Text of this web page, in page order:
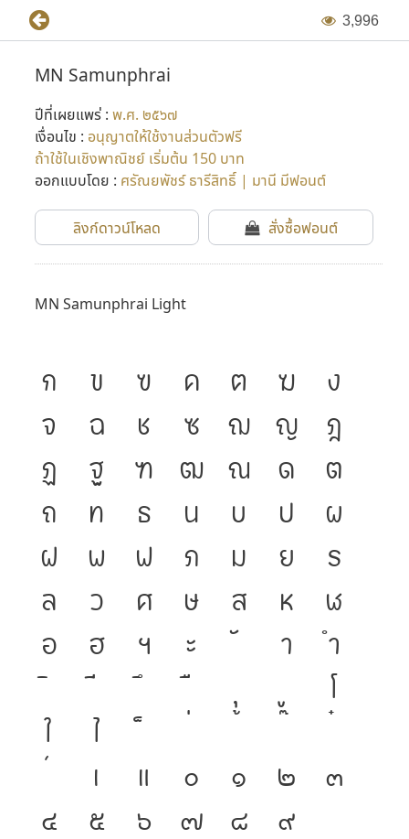
3,996
MN Samunphrai
ปีที่เผยแพร่ : พ.ศ. ๒๕๖๗
เงื่อนไข : อนุญาตให้ใช้งานส่วนตัวฟรี
ถ้าใช้ในเชิงพาณิชย์ เริ่มต้น 150 บาท
ออกแบบโดย : ศรัณยพัชร์ ธารีสิทธิ์ | มานี มีฟอนต์
ลิงก์ดาวน์โหลด สั่งซื้อฟอนต์
MN Samunphrai Light
ก ข ฃ ค ฅ ฆ
ง
จ
ฉ ช ซ ฌ ญ
ฎ
ฏ
ฐ ฑ ฒ ณ ด
ต
ถ
ท ธ น บ ป
ผ
ฝ
พ ฟ ภ ม ย
ร
ล
ว ศ ษ ส ห
ฬ
อ
ฮ ฯ ะ า
ำ
โ
ใ
ไ
เ
แ ๐ ๑ ๒
๓
๔
๕ ๖ ๗ ๘ ๙